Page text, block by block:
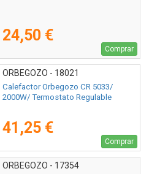
24,50 €
Comprar
ORBEGOZO - 18021
Calefactor Orbegozo CR 5033/
2000W/ Termostato Regulable
41,25 €
Comprar
ORBEGOZO - 17354